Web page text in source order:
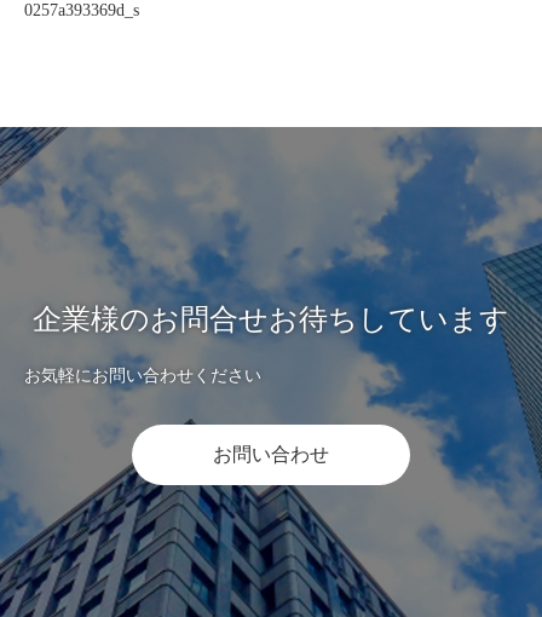
0257a393369d_s
企業様のお問合せお待ちしています
お気軽にお問い合わせください
お問い合わせ